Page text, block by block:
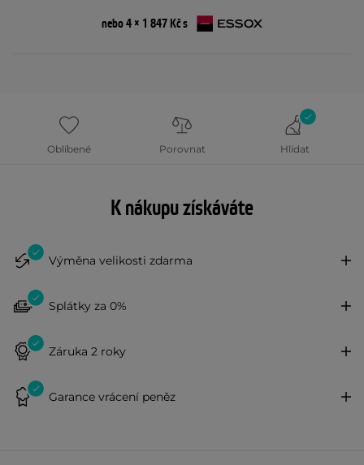
nebo 4 × 1 847 Kč s
Oblíbené Porovnat Hlídat
K nákupu získáváte
Výměna velikosti zdarma
Splátky za 0%
Záruka 2 roky
Garance vrácení peněz